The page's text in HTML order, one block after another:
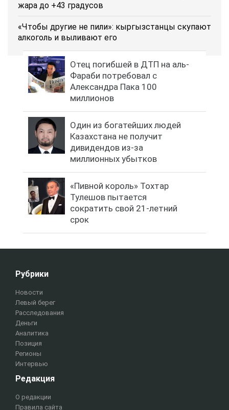
жара до +43 градусов
«Чтобы другие не пили»: кыргызстанцы скупают
алкоголь и выливают его
Отец погибшей в ДТП на аль-
Фараби потребовал с
Александра Пака 100
миллионов
Один из богатейших людей
Казахстана не получит
дивидендов из-за
миллионных убытков
«Пивной король» Тохтар
Тулешов пытается
сократить свой 21-летний
срок
Рубрики
Новости
Левый берег
Расследования
Деньги
Аналитика
Позиция
Регионы
Интервью
Редакция
О редакции
Правила сайта